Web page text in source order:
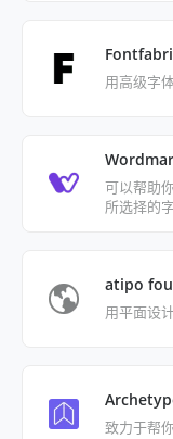
用高级字
可以帮助
所选择的
atipo
用平面设
致力于帮